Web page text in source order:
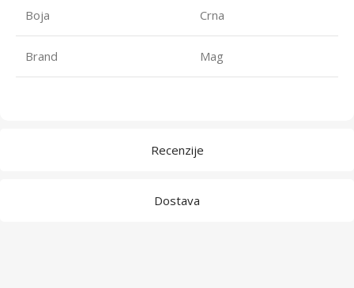
Recenzije
Dostava
Boja Crna
Brand Mag